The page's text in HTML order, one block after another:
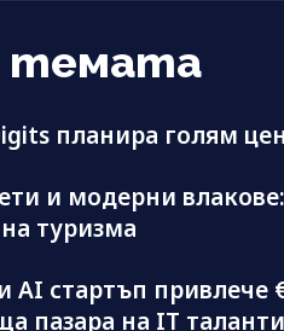
темата
планира голям
и модерни
туризма
AI стартъп привлече
пазара на IT таланти